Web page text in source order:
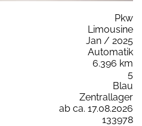
Pkw
Limousine
Jan / 2025
Automatik
6.396 km
5
Blau
Zentrallager
ab ca. 17.08.2026
133978